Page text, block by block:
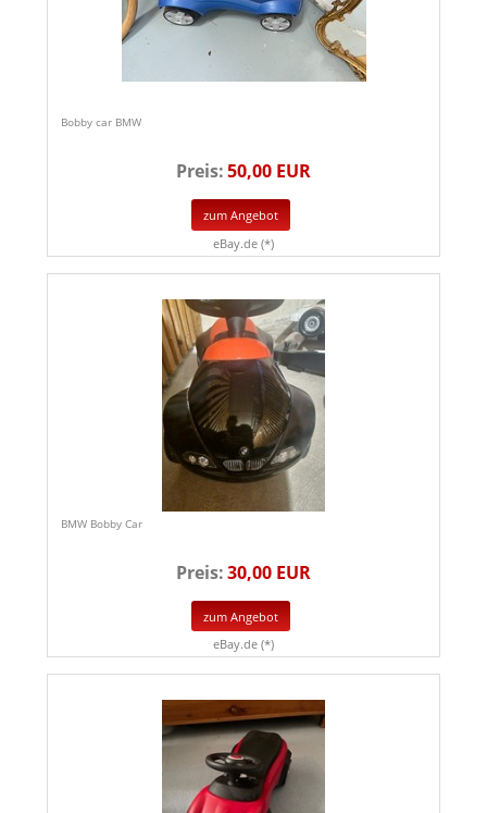
Bobby car BMW
Preis:50,00 EUR
zum Angebot
eBay.de (*)
BMW Bobby Car
Preis:30,00 EUR
zum Angebot
eBay.de (*)